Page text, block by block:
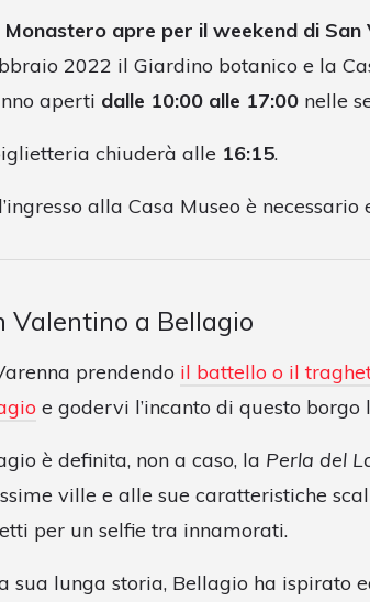
Monastero apre per il weekend di San
2022 il Giardino botanico e la
aperti dalle 10:00 alle 17:00 nelle
chiuderà alle 16:15.
alla Casa Museo è
Valentino a Bellagio
prendendo il battello o il
e godervi l’incanto di questo
è definita, non a caso, la Perla del
ville e alle sue caratteristiche
per un selfie tra innamorati.
sua lunga storia, Bellagio ha ispirato